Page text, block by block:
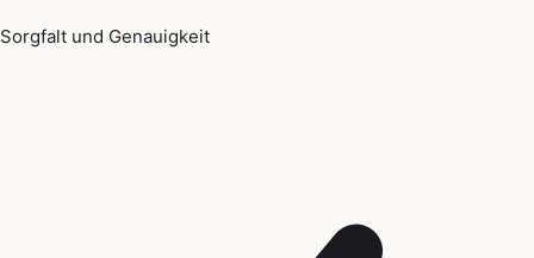
Sorgfalt und Genauigkeit